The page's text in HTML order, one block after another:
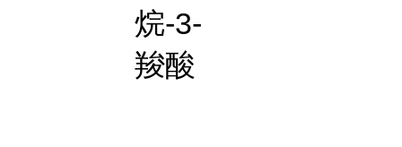
烷-3-
羧酸